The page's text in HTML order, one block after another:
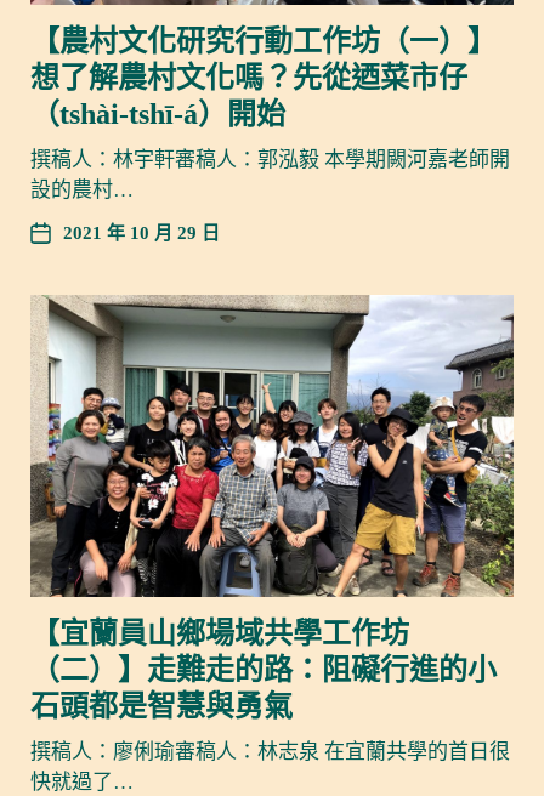
【農村文化研究行動工作坊（一）】
想了解農村文化嗎？先從迺菜市仔
（tshài-tshī-á）開始
撰稿人：林宇軒審稿人：郭泓毅 本學期闕河嘉老師開
設的農村…
2021 年 10 月 29 日
【宜蘭員山鄉場域共學工作坊
（二）】走難走的路：阻礙行進的小
石頭都是智慧與勇氣
撰稿人：廖俐瑜審稿人：林志泉 在宜蘭共學的首日很
快就過了…